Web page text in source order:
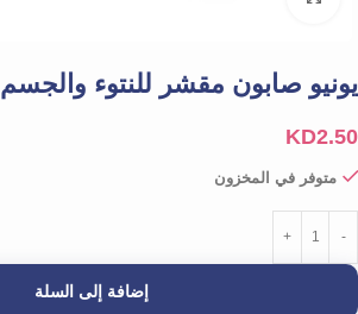
يونيو صابون مقشر للنتوء والجسم 50 جرام
KD2.50
متوفر في المخزون
إضافة إلى السلة